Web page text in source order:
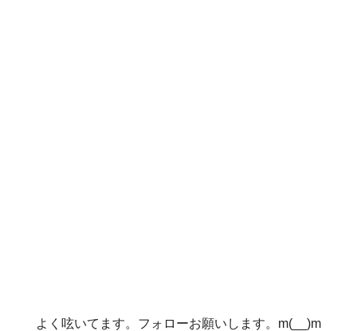
よく呟いてます。フォローお願いします。m(__)m